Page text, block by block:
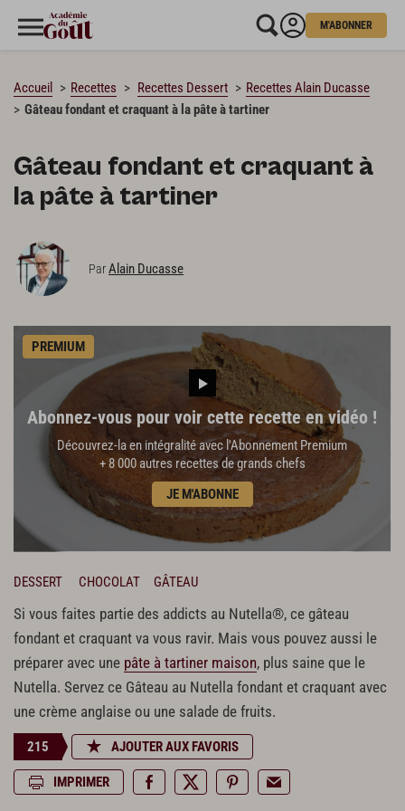
M'ABONNER
Accueil Recettes Recettes Dessert
Recettes Alain Ducasse
Gâteau fondant et craquant à la pâte à tartiner
Gâteau fondant et craquant à
la pâte à tartiner
ParAlain Ducasse
PREMIUM
Abonnez-vous pour voir cette recette en vidéo !
Découvrez-la en intégralité avec l'Abonnement Premium
+ 8 000 autres recettes de grands chefs
JE M'ABONNE
DESSERT CHOCOLAT GÂTEAU
Si vous faites partie des addicts au Nutella®, ce gâteau
fondant et craquant va vous ravir. Mais vous pouvez aussi le
préparer avec une pâte à tartiner maison, plus saine que le
Nutella. Servez ce Gâteau au Nutella fondant et craquant avec
une crème anglaise ou une salade de fruits.
215 AJOUTER AUX FAVORIS
IMPRIMER
CHARGEMENT…